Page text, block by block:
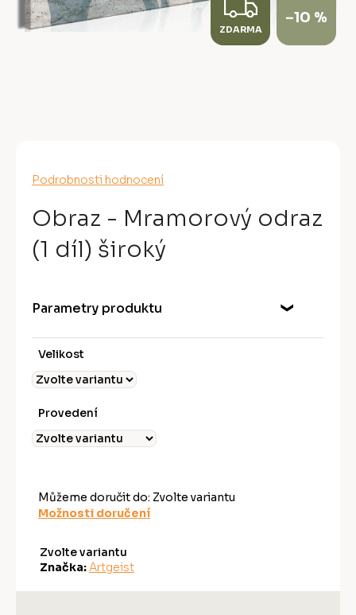
Průměrné
produktu
je
0,0
z
Podrobnosti hodnocení
Obraz - Mramorový odraz
(1 díl) široký
Parametry produktu
Velikost
Provedení
Můžeme doručit do: Zvolte variantu
Možnosti doručení
Zvolte variantu
Značka: Artgeist
Z
D
ZDARMA
–10 %